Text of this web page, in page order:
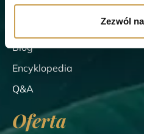
Zezwól
Oferta
Blog
Encyklopedia
Q&A
Oferta